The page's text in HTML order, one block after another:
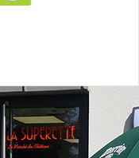
–
du
château
MASQUER LA